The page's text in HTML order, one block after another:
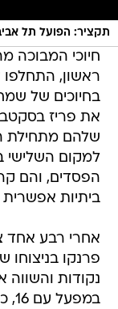
תקציר: הפועל תל אביב -
חיוכי המבוכה
ראשון,
את פריז
שלהם מתחילת
למקום השלישי
הפסדים, והם
ביתיות
אחרי רבע אחד
נקודות